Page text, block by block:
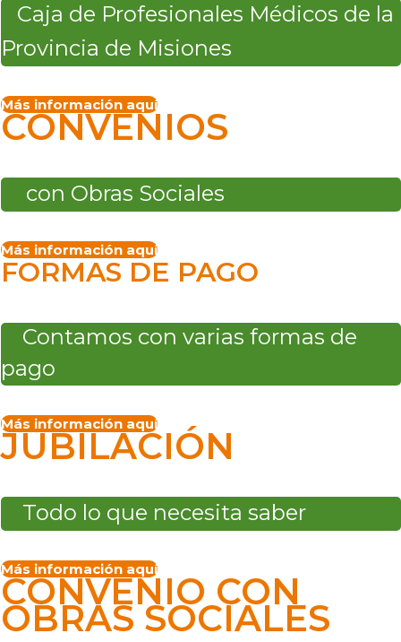
Caja de Profesionales Médicos de la
Provincia de Misiones
Más información aquí
CONVENIOS
con Obras Sociales
Más información aquí
FORMAS DE PAGO
Contamos con varias formas de
pago
Más información aquí
JUBILACIÓN
Todo lo que necesita saber
Más información aquí
CONVENIO CON
OBRAS SOCIALES